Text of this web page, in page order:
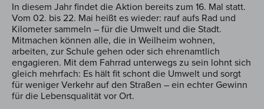
In diesem Jahr findet die Aktion bereits zum 16. Mal statt.
Vom 02. bis 22. Mai heißt es wieder: rauf aufs Rad und
Kilometer sammeln – für die Umwelt und die Stadt.
Mitmachen können alle, die in Weilheim wohnen,
arbeiten, zur Schule gehen oder sich ehrenamtlich
engagieren. Mit dem Fahrrad unterwegs zu sein lohnt sich
gleich mehrfach: Es hält fit schont die Umwelt und sorgt
für weniger Verkehr auf den Straßen – ein echter Gewinn
für die Lebensqualität vor Ort.